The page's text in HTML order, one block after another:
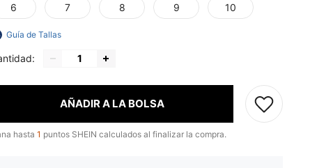
6 7 8 9 10
Guía de Tallas
AÑADIR A LA BOLSA
hasta 1 puntos SHEIN calculados al finalizar la compra.